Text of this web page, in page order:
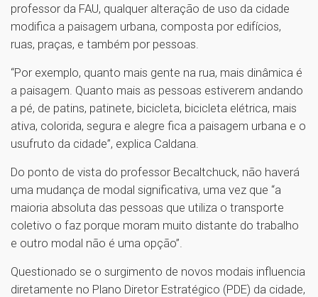
professor da FAU, qualquer alteração de uso da cidade
modifica a paisagem urbana, composta por edifícios,
ruas, praças, e também por pessoas.
“Por exemplo, quanto mais gente na rua, mais dinâmica é
a paisagem. Quanto mais as pessoas estiverem andando
a pé, de patins, patinete, bicicleta, bicicleta elétrica, mais
ativa, colorida, segura e alegre fica a paisagem urbana e o
usufruto da cidade”, explica Caldana.
Do ponto de vista do professor Becaltchuck, não haverá
uma mudança de modal significativa, uma vez que “a
maioria absoluta das pessoas que utiliza o transporte
coletivo o faz porque moram muito distante do trabalho
e outro modal não é uma opção”.
Questionado se o surgimento de novos modais influencia
diretamente no Plano Diretor Estratégico (PDE) da cidade,